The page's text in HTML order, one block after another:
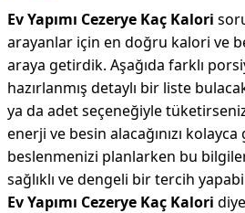
Ev Yapımı Cezerye Kaç Kalori
arayanlar için en doğru kalori ve
araya getirdik. Aşağıda farklı
hazırlanmış detaylı bir liste
ya da adet seçeneğiyle
enerji ve besin alacağınızı
beslenmenizi planlarken bu
sağlıklı ve dengeli bir tercih
Ev Yapımı Cezerye Kaç Kalori